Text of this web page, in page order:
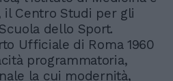
il Centro Studi per gli
dello Sport.
Ufficiale di Roma 1960
programmatoria,
la cui modernità,